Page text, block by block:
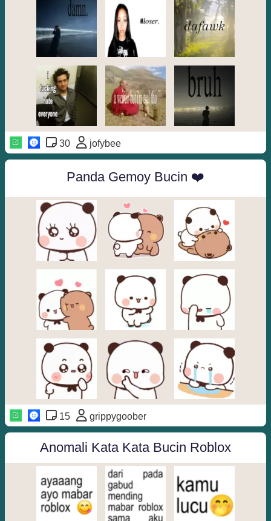
30 jofybee
Panda Gemoy Bucin ❤️
15 grippygoober
Anomali Kata Kata Bucin Roblox